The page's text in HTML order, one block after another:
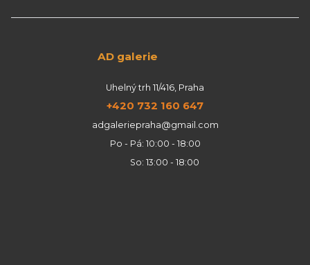
AD galerie
Uhelný trh 11/416, Praha
+420 732 160 647
adgaleriepraha@gmail.com
Po - Pá: 10:00 - 18:00
So: 13:00 - 18:00